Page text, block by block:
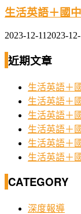
生活英語＋國
2023-12-11 2023-
近期文章
生活英語＋
生活英語＋
生活英語＋
生活英語＋
生活英語＋
生活英語＋
CATEGORY
深度報導